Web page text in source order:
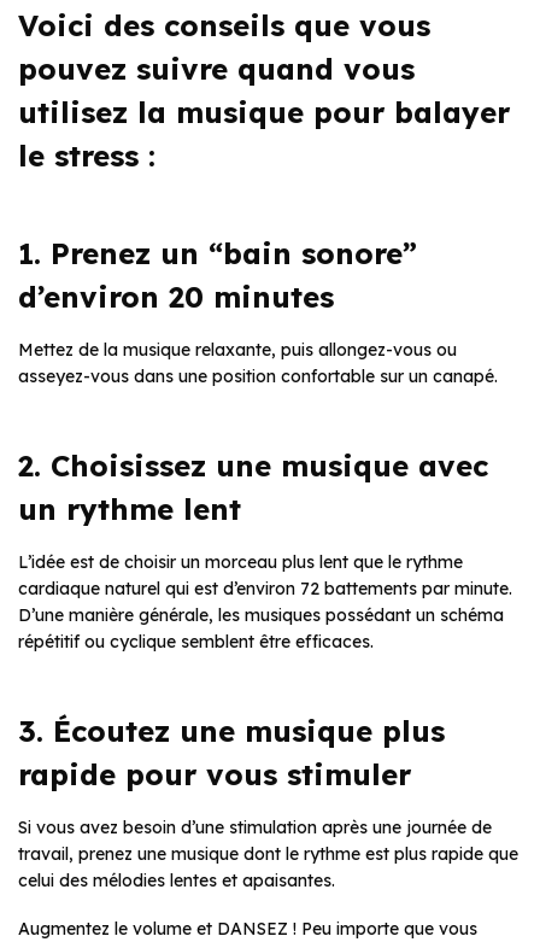
Voici des conseils que vous
pouvez suivre quand vous
utilisez la musique pour balayer
le stress :
1. Prenez un “bain sonore”
d’environ 20 minutes
Mettez de la musique relaxante, puis allongez-vous ou
asseyez-vous dans une position confortable sur un canapé.
2. Choisissez une musique avec
un rythme lent
L’idée est de choisir un morceau plus lent que le rythme
cardiaque naturel qui est d’environ 72 battements par minute.
D’une manière générale, les musiques possédant un schéma
répétitif ou cyclique semblent être efficaces.
3. Écoutez une musique plus
rapide pour vous stimuler
Si vous avez besoin d’une stimulation après une journée de
travail, prenez une musique dont le rythme est plus rapide que
celui des mélodies lentes et apaisantes.
Augmentez le volume et DANSEZ ! Peu importe que vous